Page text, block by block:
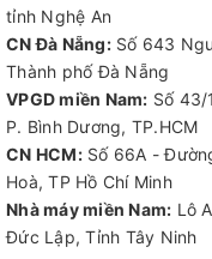
Sự đầu tư vào quạt
PL-BPS-60 sẽ mang
hội cho doanh nghiệp;
với sự an toàn và sức
cộng đồng xung quanh.
tỉnh Nghệ An
CN Đà Nẵng:Số 643
Thành phố Đà Nẵng
VPGD miền Nam: Số 43/
P. Bình Dương, TP.HCM
CN HCM:Số 66A -
Hoà, TP Hồ Chí Minh
Nhà máy miền Nam: Lô
Đức Lập, Tỉnh Tây Ninh